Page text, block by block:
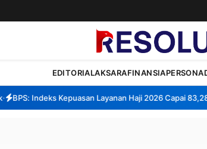
EDITORIALAKSARAFINANSIAPERSONA
BPS: Indeks Kepuasan Layanan Haji 2026 Capai